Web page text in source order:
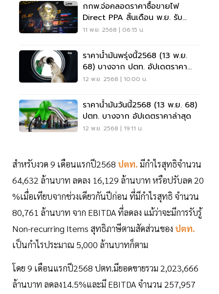
กกพ.จ่อคลอดราคาซื้อขายไฟ
Direct PPA สิ้นเดือน พ.ย. รับ
Data Center
11 พ.ย. 2568 | 06:15 น.
ราคาน้ำมันพรุ่งนี้2568 (13 พ.ย.
68) บางจาก ปตท. อัปเดตราคา
ล่าสุด
12 พ.ย. 2568 | 10:00 น.
ราคาน้ำมันวันนี้2568 (13 พ.ย. 68)
ปตท. บางจาก อัปเดตราคาล่าสุด
12 พ.ย. 2568 | 19:11 น.
สำหรับงวด 9 เดือนแรกปี2568 ปตท. มีกำไรสุทธิจำนวน
64,632 ล้านบาท ลดลง 16,129 ล้านบาท หรือปรับลด 20
%เมื่อเทียบจากช่วงเดียวกันปีก่อน ที่มีกำไรสุทธิ จำนวน
80,761 ล้านบาท จาก EBITDA ที่ลดลง แม้ว่าจะมีการรับรู้
Non-recurring Items สุทธิภาษีตามสัดส่วนของ ปตท.
เป็นกำไรประมาณ 5,000 ล้านบาทก็ตาม
โดย 9 เดือนแรกปี2568 ปตท.มียอดขายรวม 2,023,666
ล้านบาท ลดลง14.5%และมี EBITDA จำนวน 257,957